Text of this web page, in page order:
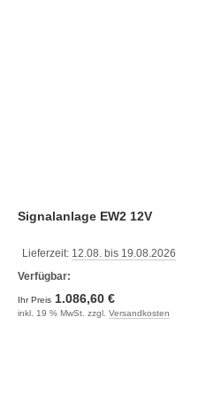
Signalanlage EW2 12V
Lieferzeit: 12.08. bis 19.08.2026
Verfügbar:
Ihr Preis 1.086,60 €
inkl. 19 % MwSt. zzgl. Versandkosten